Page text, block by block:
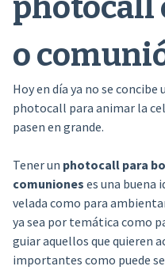
photocall
o
Hoy en día ya no se
photocall para animar la
pasen en grande.
Tener un photocall para
comuniones es una buena
velada como para
ya sea por temática como
guiar aquellos que quieren
importantes como puede